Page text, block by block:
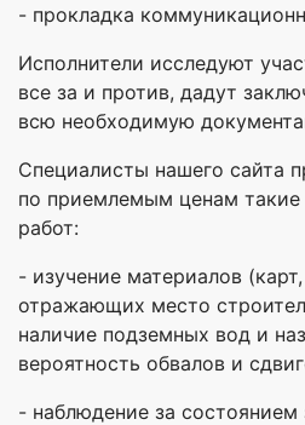
- прокладка
Исполнители исследуют
все за и против, дадут
всю необходимую
Специалисты нашего сайта
по приемлемым ценам такие
работ:
- изучение материалов
отражающих место
наличие подземных вод и
вероятность обвалов и
- наблюдение за состоянием